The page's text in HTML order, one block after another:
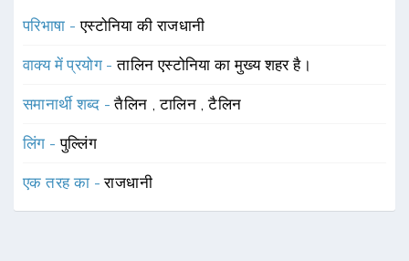
परिभाषा -एस्टोनिया की राजधानी
वाक्य में प्रयोग -तालिन एस्टोनिया का मुख्य शहर है।
समानार्थी शब्द -तैलिन ,टालिन ,टैलिन
लिंग -पुल्लिंग
एक तरह का -राजधानी